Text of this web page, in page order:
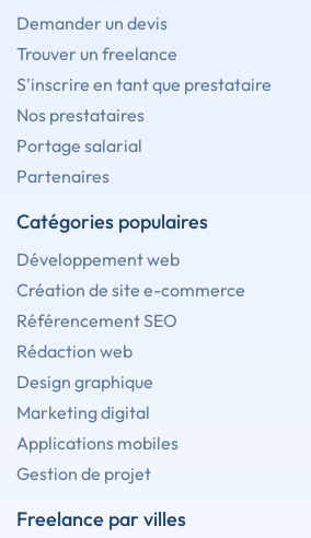
Demander un devis
Trouver un freelance
S'inscrire en tant que prestataire
Nos prestataires
Portage salarial
Partenaires
Catégories populaires
Développement web
Création de site e-commerce
Référencement SEO
Rédaction web
Design graphique
Marketing digital
Applications mobiles
Gestion de projet
Freelance par villes